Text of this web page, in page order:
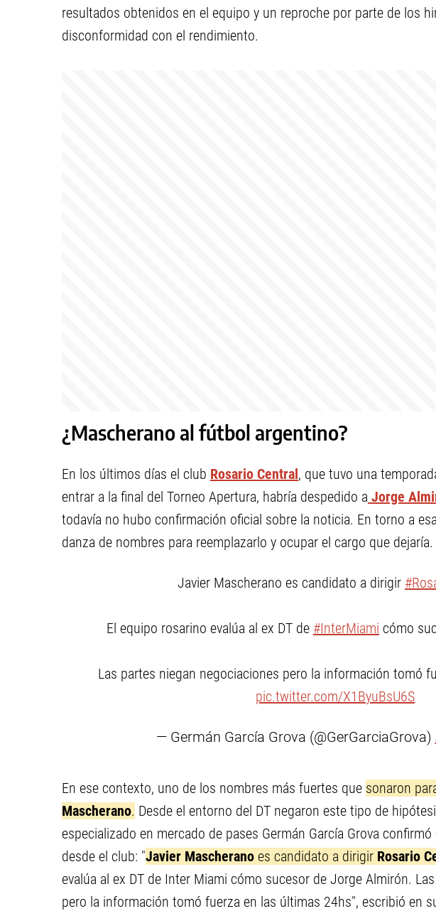
resultados obtenidos en el equipo y un reproche por parte de los
disconformidad con el rendimiento.
¿Mascherano al fútbol argentino?
En los últimos días el club Rosario Central, que tuvo una
entrar a la final del Torneo Apertura, habría despedido a Jorge
todavía no hubo confirmación oficial sobre la noticia. En torno a
danza de nombres para reemplazarlo y ocupar el cargo que dejaría.
Javier Mascherano es candidato a dirigir
El equipo rosarino evalúa al ex DT de #InterMiami cómo
Las partes niegan negociaciones pero la información tomó
pic.twitter.com/X1ByuBsU6S
— Germán García Grova (@GerGarciaGrova)
En ese contexto, uno de los nombres más fuertes que sonaron
Mascherano. Desde el entorno del DT negaron este tipo de
especializado en mercado de pases Germán García Grova
desde el club: "Javier Mascherano es candidato a dirigir Rosario
evalúa al ex DT de Inter Miami cómo sucesor de Jorge Almirón.
pero la información tomó fuerza en las últimas 24hs", escribió en